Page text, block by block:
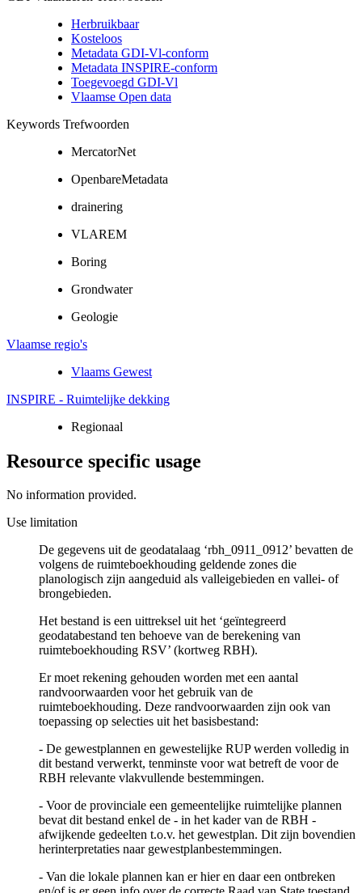
Herbruikbaar
Kosteloos
Metadata GDI-Vl-conform
Metadata INSPIRE-conform
Toegevoegd GDI-Vl
Vlaamse Open data
Keywords Trefwoorden
MercatorNet
OpenbareMetadata
drainering
VLAREM
Boring
Grondwater
Geologie
Vlaamse regio's
Vlaams Gewest
INSPIRE - Ruimtelijke dekking
Regionaal
Resource specific usage
No information provided.
Use limitation
De gegevens uit de geodatalaag ‘rbh_0911_0912’ bevatten de
volgens de ruimteboekhouding geldende zones die
planologisch zijn aangeduid als valleigebieden en vallei- of
brongebieden.
Het bestand is een uittreksel uit het ‘geïntegreerd
geodatabestand ten behoeve van de berekening van
ruimteboekhouding RSV’ (kortweg RBH).
Er moet rekening gehouden worden met een aantal
randvoorwaarden voor het gebruik van de
ruimteboekhouding. Deze randvoorwaarden zijn ook van
toepassing op selecties uit het basisbestand:
- De gewestplannen en gewestelijke RUP werden volledig in
dit bestand verwerkt, tenminste voor wat betreft de voor de
RBH relevante vlakvullende bestemmingen.
- Voor de provinciale een gemeentelijke ruimtelijke plannen
bevat dit bestand enkel de - in het kader van de RBH -
afwijkende gedeelten t.o.v. het gewestplan. Dit zijn bovendien
herinterpretaties naar gewestplanbestemmingen.
- Van die lokale plannen kan er hier en daar een ontbreken